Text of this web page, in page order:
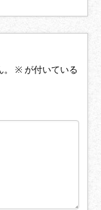
※が付いている